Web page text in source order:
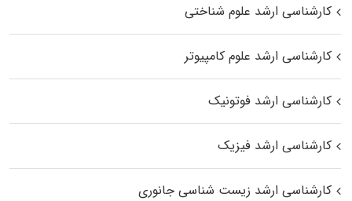
کارشناسی ارشد علوم شناختی
کارشناسی ارشد علوم کامپیوتر
کارشناسی ارشد فوتونیک
کارشناسی ارشد فیزیک
کارشناسی ارشد زیست‌ شناسی جانوری